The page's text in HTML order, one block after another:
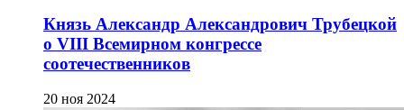
Князь Александр Александрович Трубецкой
о VIII Всемирном конгрессе
соотечественников
20 ноя 2024